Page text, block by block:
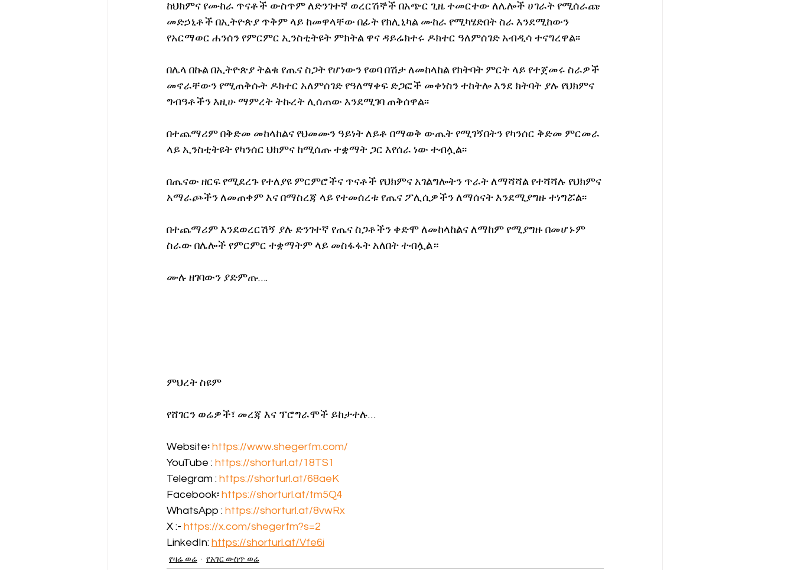
ከህክምና የሙከራ ጥናቶች ውስጥም ለድንገተኛ ወረርሽኞች በአጭር ጊዜ ተመርተው ለሌሎች ሀገራት የሚሰራጩ
መድኃኒቶች በኢትዮጵያ ጥቅም ላይ ከመዋላቸው በፊት የክሊኒካል ሙከራ የሚካሄድበት ስራ እንደሚከውን
የአርማወር ሐንሰን የምርምር ኢንስቲትዩት ምክትል ዋና ዳይሬክተሩ ዶክተር ዓለምሰገድ አብዲሳ ተናግረዋል፡፡
በሌላ በኩል በኢትዮጵያ ትልቁ የጤና ስጋት የሆነውን የወባ በሽታ ለመከላከል የክትባት ምርት ላይ የተጀመሩ ስራዎች
መኖራቸውን የሚጠቅሱት ዶክተር አለምሰገድ የዓለማቀፍ ድጋፎች መቀነስን ተከትሎ እንደ ክትባት ያሉ የህክምና
ግብዓቶችን እዚሁ ማምረት ትኩረት ሊሰጠው እንደሚገባ ጠቅሰዋል፡፡
በተጨማሪም በቅድመ መከላከልና የህመሙን ዓይነት ለይቶ በማወቅ ውጤት የሚገኝበትን የካንሰር ቅድመ ምርመራ
ላይ ኢንስቲትዩት የካንሰር ህክምና ከሚሰጡ ተቋማት ጋር እየሰራ ነው ተብሏል፡፡
በጤናው ዘርፍ የሚደረጉ የተለያዩ ምርምሮችና ጥናቶች የህክምና አገልግሎትን ጥራት ለማሻሻል የተሻሻሉ የህክምና
አማራጮችን ለመጠቀም እና በማስረጃ ላይ የተመሰረቱ የጤና ፖሊሲዎችን ለማሰናት እንደሚያግዙ ተነግሯል፡፡
በተጨማሪም እንደወረርሽኝ ያሉ ድንገተኛ የጤና ስጋቶችን ቀድሞ ለመከላከልና ለማከም የሚያግዙ በመሆኑም
ስራው በሌሎች የምርምር ተቋማትም ላይ መስፋፋት አለበት ተብሏል።
ሙሉ ዘገባውን ያድምጡ….
ምህረት ስዩም
የሸገርን ወሬዎች፣ መረጃ እና ፕሮግራሞች ይከታተሉ…
Website፡ https://www.shegerfm.com/
YouTube : https://shorturl.at/18TS1
Telegram : https://shorturl.at/68aeK
Facebook፡ https://shorturl.at/tm5Q4
WhatsApp : https://shorturl.at/8vwRx
X :- https://x.com/shegerfm?s=2
LinkedIn: https://shorturl.at/Vfe6i
የዛሬ ወሬ የአገር ውስጥ ወሬ